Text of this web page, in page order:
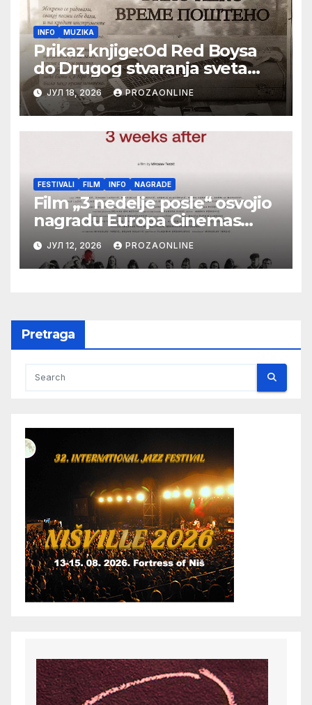
INFO MUZIKA
Prikaz knjige:Od Red Boysa
do Drugog stvaranja sveta
(bilo neko vreme pošteno)
(autor- Zlatomira Sremca,
Botoš 2022. godine, samizdat)
ЈУЛ 18, 2026 PROZAONLINE
FESTIVALI FILM INFO NAGRADE
Film „3 nedelje posle“ osvojio
nagradu Europa Cinemas
Label na Filmskom festivalu u
Karlovim Varima
ЈУЛ 12, 2026 PROZAONLINE
Pretraga